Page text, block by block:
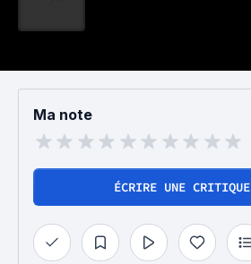
Ma note
ÉCRIRE UNE CRITIQUE